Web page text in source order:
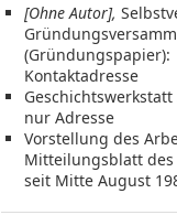
[Ohne Autor],
(Gründungspapier):
Kontaktadresse
nur Adresse
Vorstellung des
Mitteilungsblatt des
seit Mitte August